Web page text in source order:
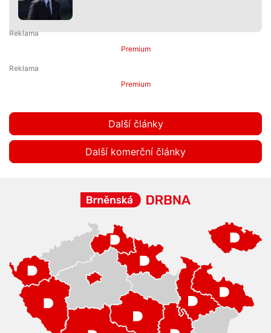
Premium
Premium
Další články
Další komerční články